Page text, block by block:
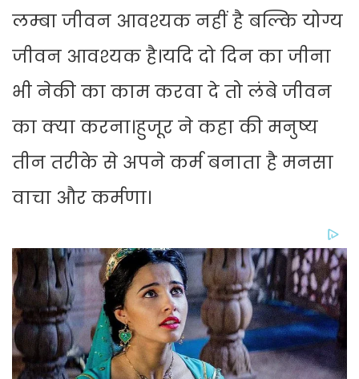
लम्बा जीवन आवश्यक नहीं है बल्कि योग्य
जीवन आवश्यक है।यदि दो दिन का जीना
भी नेकी का काम करवा दे तो लंबे जीवन
का क्या करना।हुजूर ने कहा की मनुष्य
तीन तरीके से अपने कर्म बनाता है मनसा
वाचा और कर्मणा।